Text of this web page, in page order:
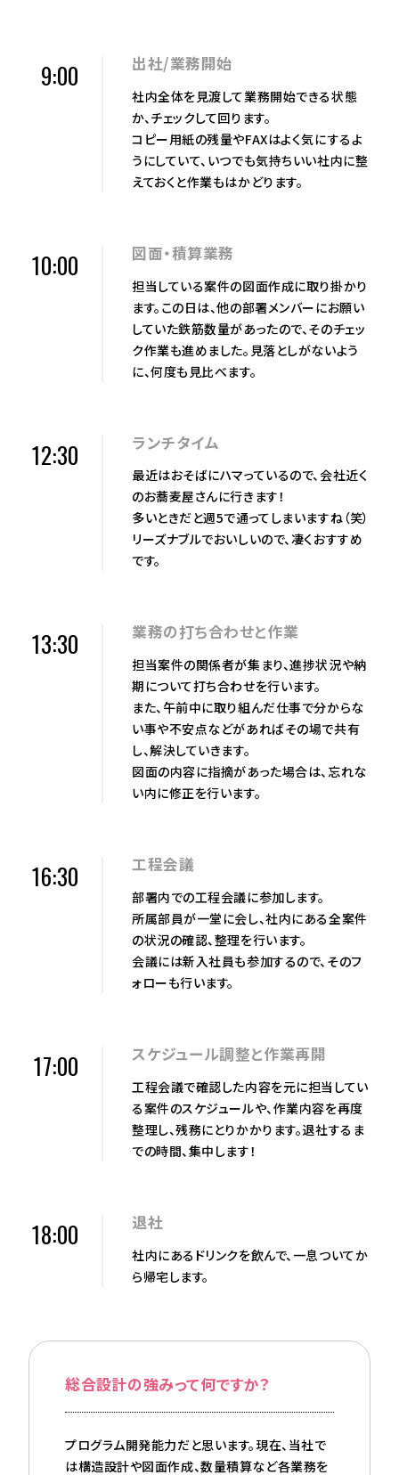
9:00 出社/業務開始
社内全体を見渡して業務開始できる状態
か、チェックして回ります。
コピー用紙の残量やFAXはよく気にするよ
うにしていて、いつでも気持ちいい社内に整
えておくと作業もはかどります。
10:00 図面・積算業務
担当している案件の図面作成に取り掛かり
ます。この日は、他の部署メンバーにお願い
していた鉄筋数量があったので、そのチェッ
ク作業も進めました。見落としがないよう
に、何度も見比べます。
12:30 ランチタイム
最近はおそばにハマっているので、会社近く
のお蕎麦屋さんに行きます！
多いときだと週5で通ってしまいますね（笑）
リーズナブルでおいしいので、凄くおすすめ
です。
13:30 業務の打ち合わせと作業
担当案件の関係者が集まり、進捗状況や納
期について打ち合わせを行います。
また、午前中に取り組んだ仕事で分からな
い事や不安点などがあればその場で共有
し、解決していきます。
図面の内容に指摘があった場合は、忘れな
い内に修正を行います。
16:30 工程会議
部署内での工程会議に参加します。
所属部員が一堂に会し、社内にある全案件
の状況の確認、整理を行います。
会議には新入社員も参加するので、そのフ
ォローも行います。
17:00 スケジュール調整と作業再開
工程会議で確認した内容を元に担当してい
る案件のスケジュールや、作業内容を再度
整理し、残務にとりかかります。退社するま
での時間、集中します！
18:00 退社
社内にあるドリンクを飲んで、一息ついてか
ら帰宅します。
総合設計の強みって何ですか？
プログラム開発能力だと思います。現在、当社で
は構造設計や図面作成、数量積算など各業務を